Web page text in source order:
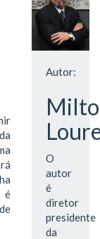
é
Autor:
O
autor
é
diretor
presidente
da